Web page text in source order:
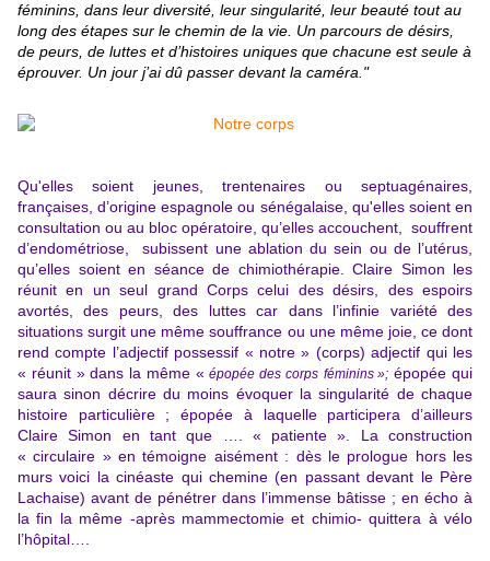
féminins, dans leur diversité, leur singularité, leur beauté tout au
long des étapes sur le chemin de la vie. Un parcours de désirs,
de peurs, de luttes et d’histoires uniques que chacune est seule à
éprouver. Un jour j’ai dû passer devant la caméra."
Qu'elles soient jeunes, trentenaires ou septuagénaires,
françaises, d’origine espagnole ou sénégalaise, qu'elles soient en
consultation ou au bloc opératoire, qu’elles accouchent, souffrent
d’endométriose, subissent une ablation du sein ou de l’utérus,
qu’elles soient en séance de chimiothérapie. Claire Simon les
réunit en un seul grand Corps celui des désirs, des espoirs
avortés, des peurs, des luttes car dans l’infinie variété des
situations surgit une même souffrance ou une même joie, ce dont
rend compte l’adjectif possessif « notre » (corps) adjectif qui les
« réunit » dans la même «épopée des corps féminins »; épopée qui
saura sinon décrire du moins évoquer la singularité de chaque
histoire particulière ; épopée à laquelle participera d’ailleurs
Claire Simon en tant que …. « patiente ». La construction
« circulaire » en témoigne aisément : dès le prologue hors les
murs voici la cinéaste qui chemine (en passant devant le Père
Lachaise) avant de pénétrer dans l’immense bâtisse ; en écho à
la fin la même -après mammectomie et chimio- quittera à vélo
l’hôpital….